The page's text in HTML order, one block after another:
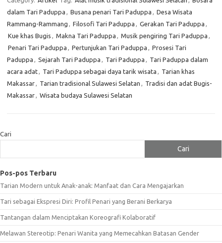
dalam Tari Paduppa , Busana penari Tari Paduppa , Desa Wisata
Rammang-Rammang , Filosofi Tari Paduppa , Gerakan Tari Paduppa ,
Kue khas Bugis , Makna Tari Paduppa , Musik pengiring Tari Paduppa ,
Penari Tari Paduppa , Pertunjukan Tari Paduppa , Prosesi Tari
Paduppa , Sejarah Tari Paduppa , Tari Paduppa , Tari Paduppa dalam
acara adat, Tari Paduppa sebagai daya tarik wisata , Tarian khas
Makassar, Tarian tradisional Sulawesi Selatan , Tradisi dan adat Bugis-
Makassar, Wisata budaya Sulawesi Selatan
Cari
Cari
Pos-pos Terbaru
Tarian Modern untuk Anak-anak: Manfaat dan Cara Mengajarkan
Tari sebagai Ekspresi Diri: Profil Penari yang Berani Berkarya
Tantangan dalam Menciptakan Koreografi Kolaboratif
Melawan Stereotip: Penari Wanita yang Memecahkan Batasan Gender